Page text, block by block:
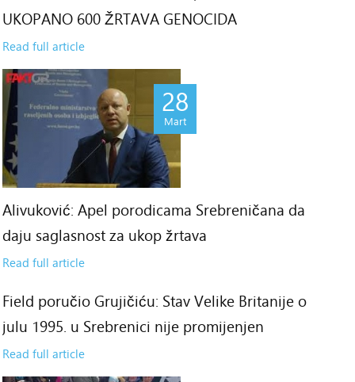
UKOPANO 600 ŽRTAVA GENOCIDA
Read full article
28
Mart
Alivuković: Apel porodicama Srebreničana da
daju saglasnost za ukop žrtava
Read full article
Field poručio Grujičiću: Stav Velike Britanije o
julu 1995. u Srebrenici nije promijenjen
Read full article